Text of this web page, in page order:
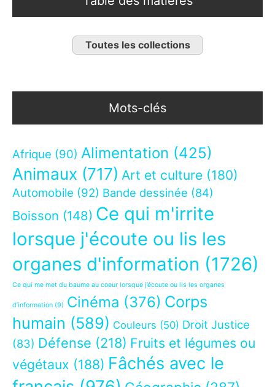
Toutes les collections
Mots-clés
Afrique (90) Alimentation (425)
Animaux (717) Art et culture (180)
Automobile (92) Bande dessinée (84)
Boisson (148) Ce qui m'irrite
lorsque j'écoute ou lis les
organes d'information (1726)
Ce qui me met du baume au coeur lorsque j’écoute ou lis les organes
d’information (9) Cinéma (376) Corps
humain (589) Couleurs (50) Droit Justice
(83) Défense (218) Fruits et légumes ou
végétaux (188) Fâchés avec le